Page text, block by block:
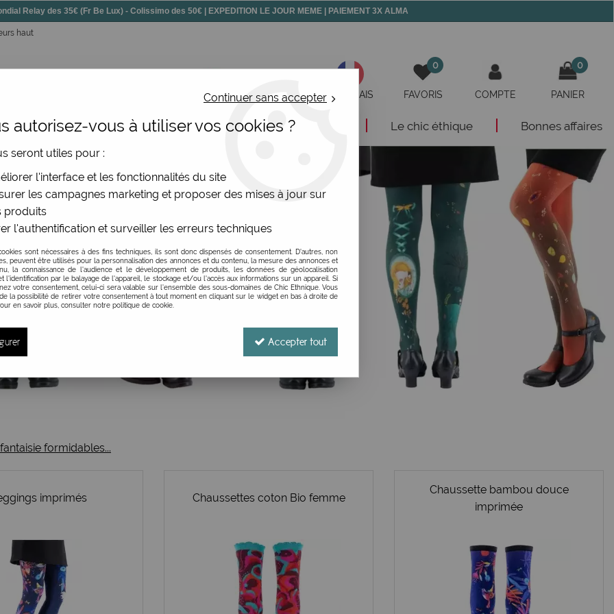
Relay des 35€ (Fr Be Lux) - Colissimo des 50€ | EXPEDITION LE JOUR MEME | PAIEMENT 3X ALMA
haut
FRANÇAIS
0
FAVORIS COMPTE
0
PANIER
Chaussures Bijoux Nouveautés Le chic éthique Bonnes affaires
hauts en couleurs, très funs comme on aime ! Vos gambettes sont gatées avec ces collants fantaisie fantastiques.
collants depuis plusieurs années sur les photos de la marque française...
dessinés
formidables...
imprimés Chaussettes coton Bio femme
Chaussette bambou douce
imprimée
Continuer sans accepter
autorisez-vous à utiliser vos cookies ?
seront utiles pour :
l'interface et les fonctionnalités du site
les campagnes marketing et proposer des mises à jour sur
produits
l'authentification et surveiller les erreurs techniques
sont nécessaires à des fins techniques, ils sont donc dispensés de consentement. D'autres, non
peuvent être utilisés pour la personnalisation des annonces et du contenu, la mesure des annonces et
la connaissance de l'audience et le développement de produits, les données de géolocalisation
l'identification par le balayage de l'appareil, le stockage et/ou l'accès aux informations sur un appareil. Si
votre consentement, celui-ci sera valable sur l’ensemble des sous-domaines de Chic Ethnique. Vous
la possibilité de retirer votre consentement à tout moment en cliquant sur le widget en bas à droite de
en savoir plus, consulter notre politique de cookie.
Accepter tout